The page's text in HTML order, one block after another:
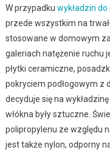
W przypadku wykładzin
przede wszystkim na
stosowane w domowym
galeriach natężenie ruchu
płytki ceramiczne,
pokryciem podłogowym z
decyduje się na
włókna były sztuczne.
polipropylenu ze względu
jest także nylon, odporny